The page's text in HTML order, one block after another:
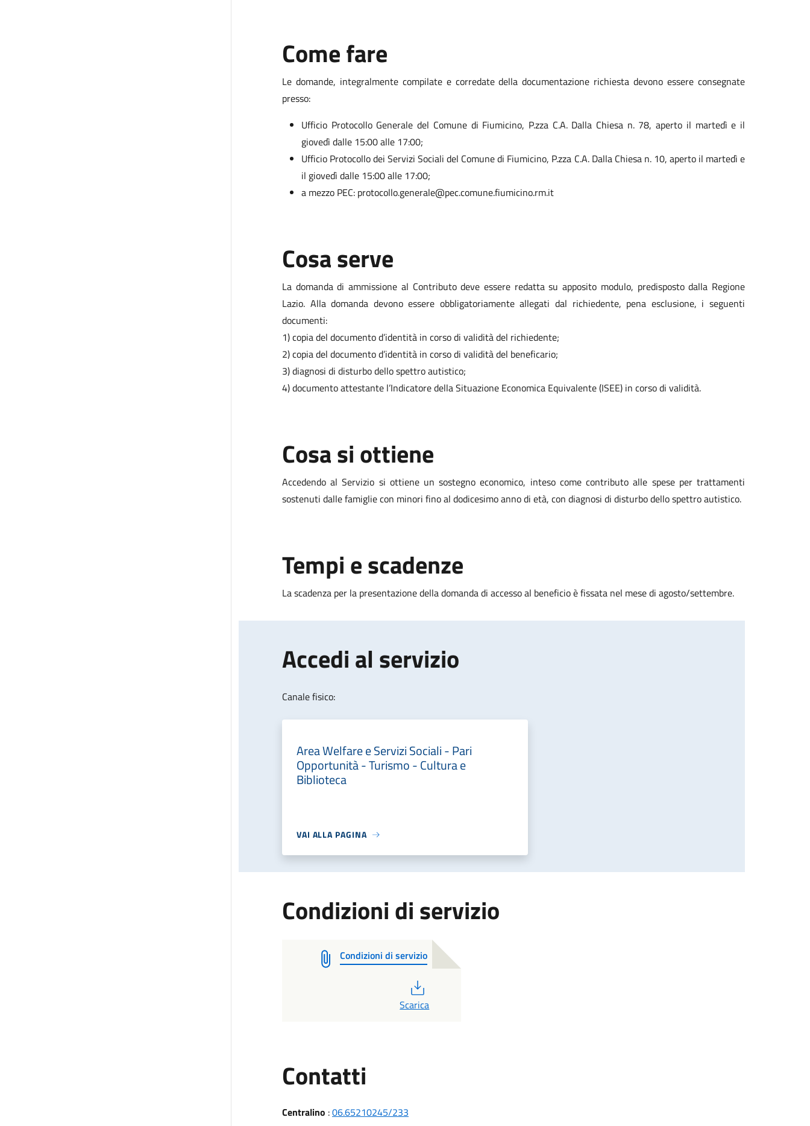
Come fare
Le domande, integralmente compilate e corredate della documentazione richiesta devono essere consegnate
presso:
Ufficio Protocollo Generale del Comune di Fiumicino, P.zza C.A. Dalla Chiesa n. 78, aperto il martedì e il
giovedì dalle 15:00 alle 17:00;
Ufficio Protocollo dei Servizi Sociali del Comune di Fiumicino, P.zza C.A. Dalla Chiesa n. 10, aperto il martedì e
il giovedì dalle 15:00 alle 17:00;
a mezzo PEC: protocollo.generale@pec.comune.fiumicino.rm.it
Cosa serve
La domanda di ammissione al Contributo deve essere redatta su apposito modulo, predisposto dalla Regione
Lazio. Alla domanda devono essere obbligatoriamente allegati dal richiedente, pena esclusione, i seguenti
documenti:
1) copia del documento d’identità in corso di validità del richiedente;
2) copia del documento d’identità in corso di validità del beneficario;
3) diagnosi di disturbo dello spettro autistico;
4) documento attestante l’Indicatore della Situazione Economica Equivalente (ISEE) in corso di validità.
Cosa si ottiene
Accedendo al Servizio si ottiene un sostegno economico, inteso come contributo alle spese per trattamenti
sostenuti dalle famiglie con minori fino al dodicesimo anno di età, con diagnosi di disturbo dello spettro autistico.
Tempi e scadenze
La scadenza per la presentazione della domanda di accesso al beneficio è fissata nel mese di agosto/settembre.
Accedi al servizio
Canale fisico:
Area Welfare e Servizi Sociali - Pari
Opportunità - Turismo - Cultura e
Biblioteca
VAI ALLA PAGINA
Condizioni di servizio
Condizioni di servizio
Scarica
Contatti
Centralino :06.65210245/233